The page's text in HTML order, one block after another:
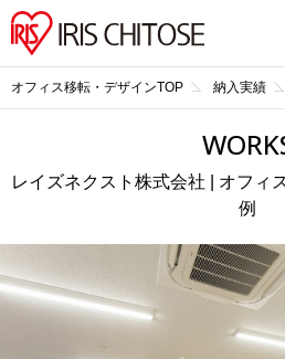
オフィス移転・デザインTOP 納入実績
レイズネクスト株式会社 | オフィ
例